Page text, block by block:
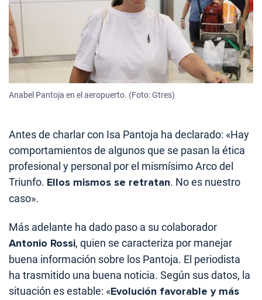
Anabel Pantoja en el aeropuerto. (Foto: Gtres)
Antes de charlar con Isa Pantoja ha declarado: «Hay
comportamientos de algunos que se pasan la ética
profesional y personal por el mismísimo Arco del
Triunfo. Ellos mismos se retratan. No es nuestro
caso».
Más adelante ha dado paso a su colaborador
Antonio Rossi, quien se caracteriza por manejar
buena información sobre los Pantoja. El periodista
ha trasmitido una buena noticia. Según sus datos, la
situación es estable: «Evolución favorable y más